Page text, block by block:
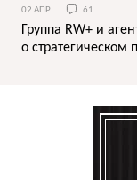
02 АПР 61
Группа RW+ и
о cтратегическом